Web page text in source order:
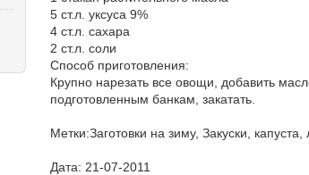
5 ст.л. уксуса 9%
4 ст.л. сахара
2 ст.л. соли
Способ приготовления:
Крупно нарезать все овощи, добавить
подготовленным банкам, закатать.
Метки:Заготовки на зиму, Закуски,
Дата: 21-07-2011